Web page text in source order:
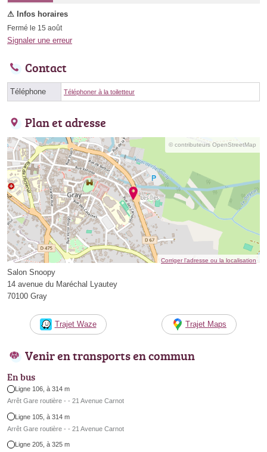
Fermé le 15 août
Signaler une erreur
Contact
Téléphone Téléphoner à la toiletteur
Plan et adresse
© contributeurs OpenStreetMap
Corriger l’adresse ou la localisation
Salon Snoopy
14 avenue du Maréchal Lyautey
70100 Gray
Trajet Waze Trajet Maps
Venir en transports en commun
En bus
Ligne 106, à 314 m
Arrêt Gare routière - - 21 Avenue Carnot
Ligne 105, à 314 m
Arrêt Gare routière - - 21 Avenue Carnot
Ligne 205, à 325 m